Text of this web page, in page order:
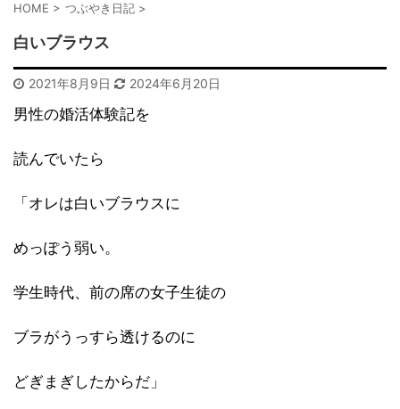
HOME > つぶやき日記 >
白いブラウス
2021年8月9日 2024年6月20日
男性の婚活体験記を
読んでいたら
「オレは白いブラウスに
めっぽう弱い。
学生時代、前の席の女子生徒の
ブラがうっすら透けるのに
どぎまぎしたからだ」